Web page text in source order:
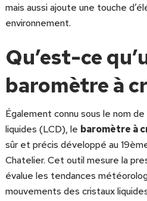
mais aussi ajoute une touche
environnement.
Qu’est-ce
baromètre à
Également connu sous le nom
liquides (LCD), le baromètre à
sûr et précis développé au
Chatelier. Cet outil mesure la
évalue les tendances
mouvements des cristaux